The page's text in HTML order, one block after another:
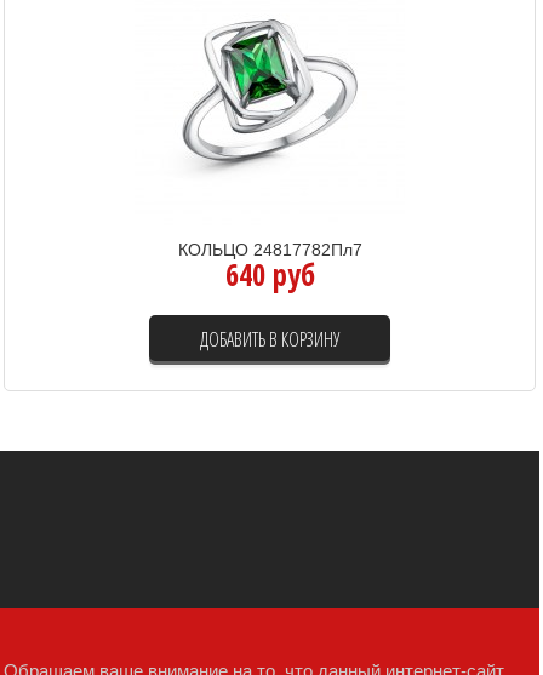
КОЛЬЦО 24817782Пл7
640 руб
ДОБАВИТЬ В КОРЗИНУ
Обращаем ваше внимание на то, что данный интернет-сайт